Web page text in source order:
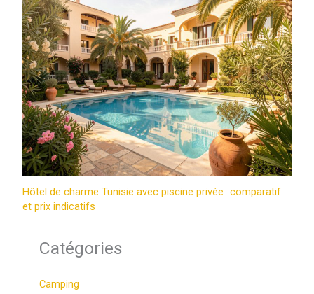
Hôtel de charme Tunisie avec piscine privée : comparatif
et prix indicatifs
Catégories
Camping